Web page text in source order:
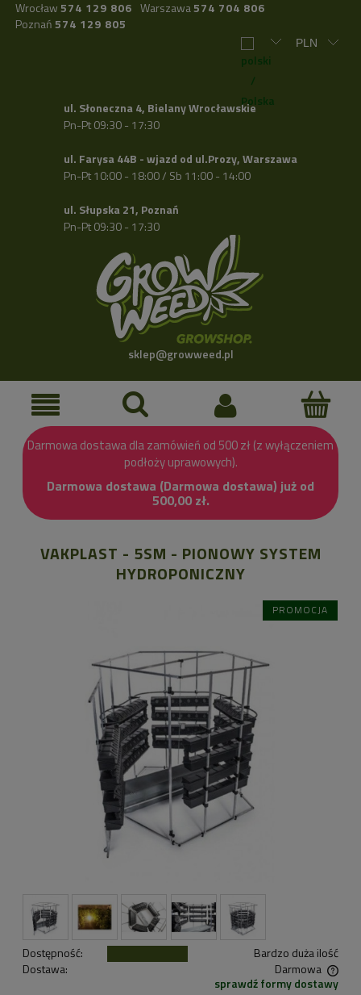
Wrocław 574 129 806 Warszawa574 704 806
Poznań 574 129 805
ul. Słoneczna 4, Bielany Wrocławskie
Pn-Pt 09:30 - 17:30
ul. Farysa 44B - wjazd od ul.Prozy, Warszawa
Pn-Pt 10:00 - 18:00 / Sb 11:00 - 14:00
ul. Słupska 21, Poznań
Pn-Pt 09:30 - 17:30
sklep@growweed.pl
Darmowa dostawa dla zamówień od 500 zł (z wyłączeniem
podłoży uprawowych).
Darmowa dostawa (Darmowa dostawa) już od
500,00 zł.
VAKPLAST - 5SM - PIONOWY SYSTEM
HYDROPONICZNY
PROMOCJA
Dostępność:
Bardzo duża ilość
Dostawa:
Darmowa
Cena nie zawiera ewentualnych kosztów płatnościsprawdź formy dostawy